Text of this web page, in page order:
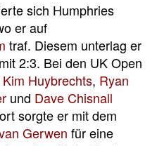
sich Humphries
er auf
traf. Diesem unterlag er
2:3. Bei den UK Open
Kim Huybrechts, Ryan
und Dave Chisnall
sorgte er mit dem
Gerwen für eine